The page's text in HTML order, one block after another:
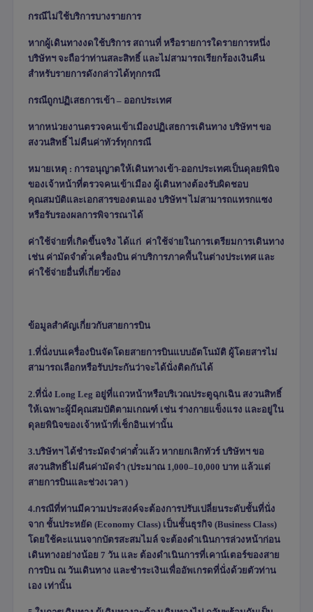
กรณีไม่ใช้บริการบางรายการ
หากผู้เดินทางงดใช้บริการ สถานที่ หรือรายการใดรายการหนึ่ง
บริษัทฯ จะถือว่าท่านสละสิทธิ์ และไม่สามารถเรียกร้องเงินคืน
สำหรับรายการดังกล่าวได้ทุกกรณี
กรณีถูกปฏิเสธการเข้า – ออกประเทศ
หากหน่วยงานตรวจคนเข้าเมืองปฏิเสธการเดินทาง บริษัทฯ ขอ
สงวนสิทธิ์ ไม่คืนค่าทัวร์ทุกกรณี
หมายเหตุ : การอนุญาตให้เดินทางเข้า-ออกประเทศเป็นดุลยพินิจ
ของเจ้าหน้าที่ตรวจคนเข้าเมือง ผู้เดินทางต้องรับผิดชอบ
คุณสมบัติและเอกสารของตนเอง บริษัทฯ ไม่สามารถแทรกแซง
หรือรับรองผลการพิจารณาได้
ค่าใช้จ่ายที่เกิดขึ้นจริง ได้แก่ ค่าใช้จ่ายในการเตรียมการเดินทาง
เช่น ค่ามัดจำตั๋วเครื่องบิน ค่าบริการภาคพื้นในต่างประเทศ และ
ค่าใช้จ่ายอื่นที่เกี่ยวข้อง
ข้อมูลสำคัญเกี่ยวกับสายการบิน
1.ที่นั่งบนเครื่องบินจัดโดยสายการบินแบบอัตโนมัติ ผู้โดยสารไม่
สามารถเลือกหรือรับประกันว่าจะได้นั่งติดกันได้
2.ที่นั่ง Long Leg อยู่ที่แถวหน้าหรือบริเวณประตูฉุกเฉิน สงวนสิทธิ์
ให้เฉพาะผู้มีคุณสมบัติตามเกณฑ์ เช่น ร่างกายแข็งแรง และอยู่ใน
ดุลยพินิจของเจ้าหน้าที่เช็กอินเท่านั้น
3.บริษัทฯ ได้ชำระมัดจำค่าตั๋วแล้ว หากยกเลิกทัวร์ บริษัทฯ ขอ
สงวนสิทธิ์ไม่คืนค่ามัดจำ (ประมาณ 1,000–10,000 บาท แล้วแต่
สายการบินและช่วงเวลา )
4.กรณีที่ท่านมีความประสงค์จะต้องการปรับเปลี่ยนระดับชั้นที่นั่ง
จาก ชั้นประหยัด (Economy Class) เป็นชั้นธุรกิจ (Business Class)
โดยใช้คะแนนจากบัตรสะสมไมล์ จะต้องดำเนินการล่วงหน้าก่อน
เดินทางอย่างน้อย 7 วัน และ ต้องดำเนินการที่เคาน์เตอร์ของสาย
การบิน ณ วันเดินทาง และชำระเงินเพื่ออัพเกรดที่นั่งด้วยตัวท่าน
เอง เท่านั้น